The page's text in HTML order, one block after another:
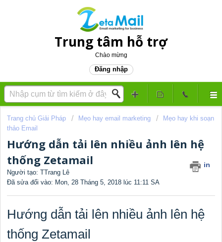
Trung tâm hỗ trợ
Chào mừng
Đăng nhập
Trang chủ Giải Pháp Mẹo hay email marketing
Mẹo hay khi soạn
thảo Email
Hướng dẫn tải lên nhiều ảnh lên hệ
thống Zetamail
in
Người tạo: TTrang Lê
Đã sửa đổi vào: Mon, 28 Tháng 5, 2018 lúc 11:11 SA
Hướng dẫn tải lên nhiều ảnh lên hệ
thống Zetamail